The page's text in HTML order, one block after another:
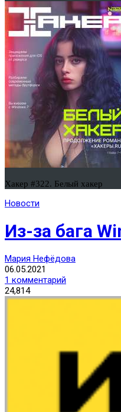
Хакер #322. Белый хакер
Новости
Из-за бага
Мария Нефёдова
06.05.2021
1 комментарий
24,814